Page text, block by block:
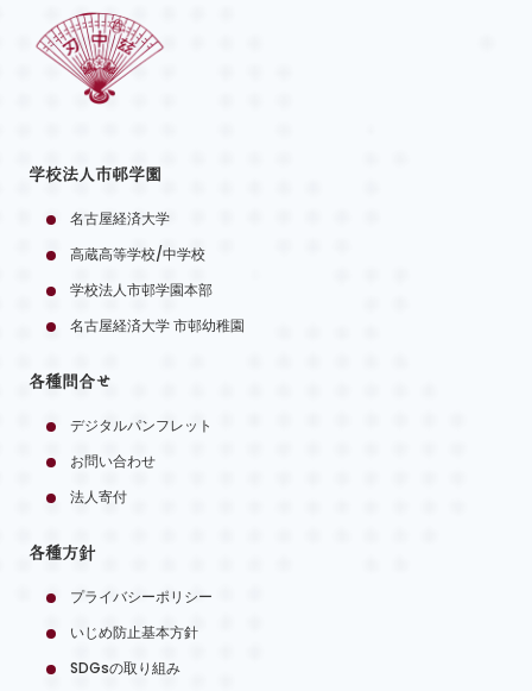
学校法人市邨学園
名古屋経済大学
高蔵高等学校/中学校
学校法人市邨学園本部
名古屋経済大学 市邨幼稚園
各種問合せ
デジタルパンフレット
お問い合わせ
法人寄付
各種方針
プライバシーポリシー
いじめ防止基本方針
SDGsの取り組み